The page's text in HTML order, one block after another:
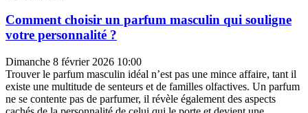
Comment choisir un parfum masculin qui souligne
votre personnalité ?
Dimanche 8 février 2026 10:00
Trouver le parfum masculin idéal n’est pas une mince affaire, tant il
existe une multitude de senteurs et de familles olfactives. Un parfum
ne se contente pas de parfumer, il révèle également des aspects